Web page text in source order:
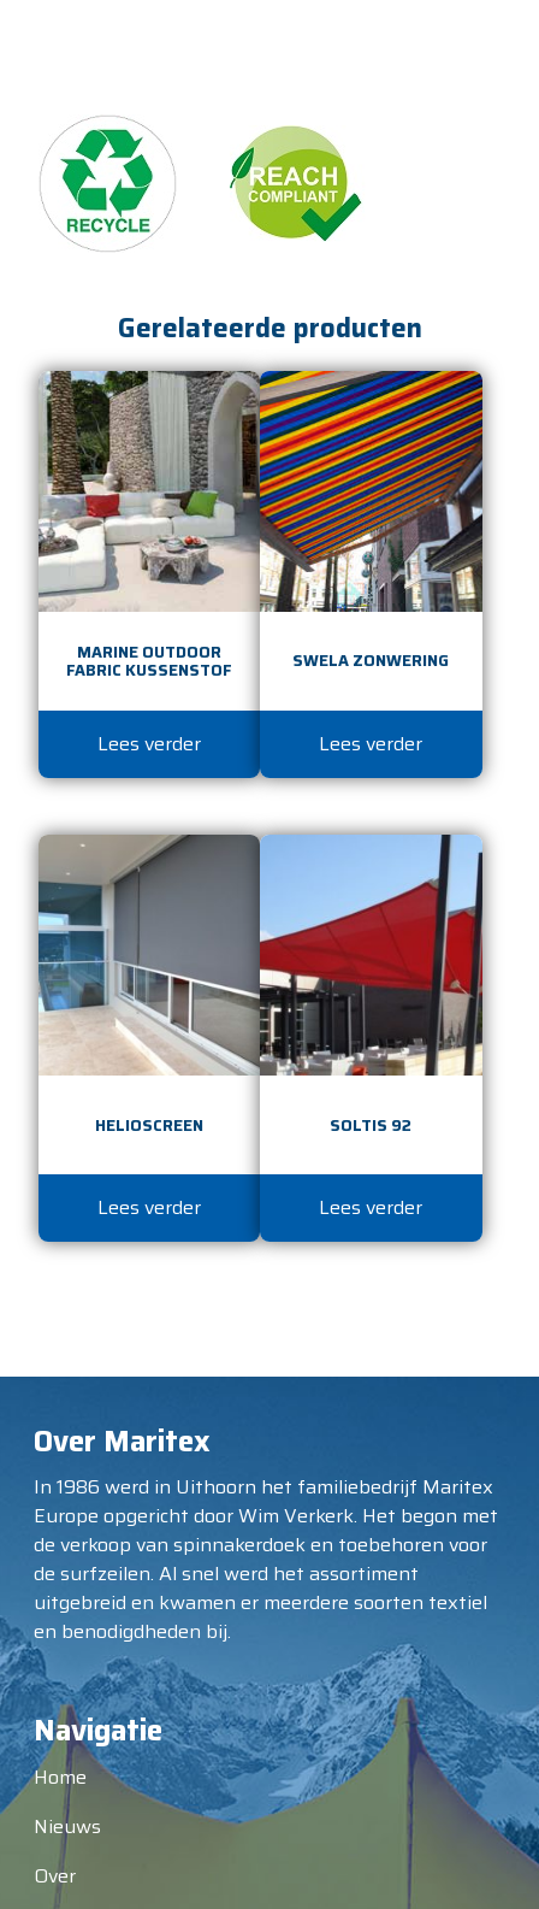
Gerelateerde producten
MARINE OUTDOOR
FABRIC KUSSENSTOF
Lees verder
SWELA ZONWERING
Lees verder
HELIOSCREEN
Lees verder
SOLTIS 92
Lees verder
Over Maritex
In 1986 werd in Uithoorn het familiebedrijf Maritex
Europe opgericht door Wim Verkerk. Het begon met
de verkoop van spinnakerdoek en toebehoren voor
de surfzeilen. Al snel werd het assortiment
uitgebreid en kwamen er meerdere soorten textiel
en benodigdheden bij.
Navigatie
Home
Nieuws
Over